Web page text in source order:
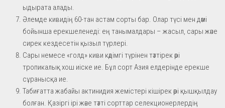
ыдырата алады.
Әлемде кивидің 60-тан астам сорты бар. Олар түсі мен дәмі
бойынша ерекшеленеді: ең танымалдары – жасыл, сары және
сирек кездесетін қызыл түрлері.
Сары немесе «голд» киви кәдімгі түрінен тәттірек әрі
тропикалық хош иіске ие. Бұл сорт Азия елдерінде ерекше
сұранысқа ие.
Табиғатта жабайы актинидия жемістері кішірек әрі қышқылдау
болған. Қазіргі ірі және тәтті сорттар селекционерлердің